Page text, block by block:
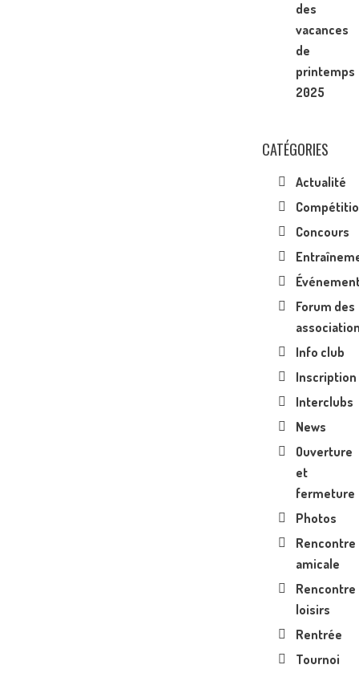
des
vacances
de
printemps
2025
CATÉGORIES
Actualité
Concours
Forum des
Info club
Inscription
Interclubs
News
Ouverture
et
fermeture
Photos
Rencontre
amicale
Rencontre
loisirs
Rentrée
Tournoi